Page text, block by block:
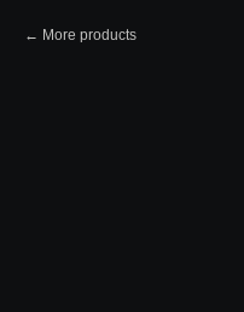
More products